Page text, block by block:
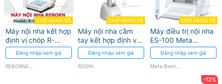
CHỜ HÀNG VỀ
Máy nội nha kết hợp
định vị chóp R-
SMART PLUS +
REBORNENDO
Đăng nhập xem giá
REBORNENDO
CHỜ HÀNG VỀ
Máy nội nha cầm
tay kết hợp định vị
chóp ELITE MAX
ROGIN
Đăng nhập xem giá
ROGIN
CHỜ HÀNG VỀ
Máy điều trị nội nha
ES-100 Meta
Biomed
Đăng nhập xem giá
Meta Biomed
-12%